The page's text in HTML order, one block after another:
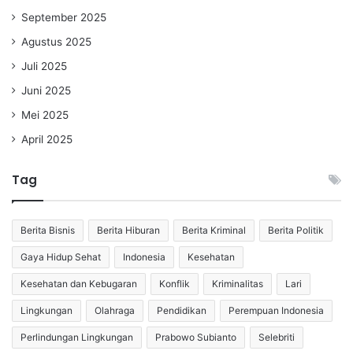
September 2025
Agustus 2025
Juli 2025
Juni 2025
Mei 2025
April 2025
Tag
Berita Bisnis Berita Hiburan Berita Kriminal Berita Politik
Gaya Hidup Sehat Indonesia Kesehatan
Kesehatan dan Kebugaran Konflik Kriminalitas Lari
Lingkungan Olahraga Pendidikan Perempuan Indonesia
Perlindungan Lingkungan Prabowo Subianto Selebriti